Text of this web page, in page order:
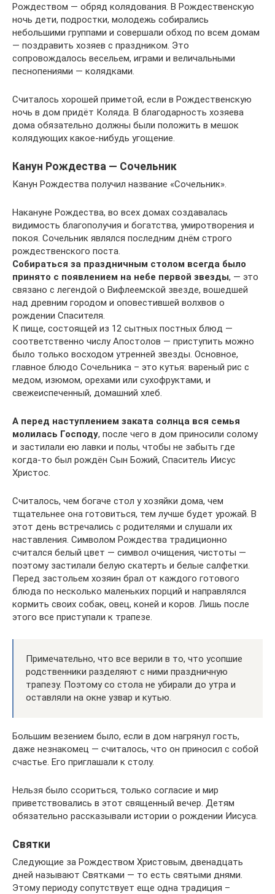
Рождеством — обряд колядования. В Рождественскую
ночь дети, подростки, молодежь собирались
небольшими группами и совершали обход по всем домам
— поздравить хозяев с праздником. Это
сопровождалось весельем, играми и величальными
песнопениями — колядками.
Считалось хорошей приметой, если в Рождественскую
ночь в дом придёт Коляда. В благодарность хозяева
дома обязательно должны были положить в мешок
колядующих какое-нибудь угощение.
Канун Рождества — Сочельник
Канун Рождества получил название «Сочельник».
Накануне Рождества, во всех домах создавалась
видимость благополучия и богатства, умиротворения и
покоя. Сочельник являлся последним днём строго
рождественского поста.
Собираться за праздничным столом всегда было
принято с появлением на небе первой звезды, — это
связано с легендой о Вифлеемской звезде, вошедшей
над древним городом и оповестившей волхвов о
рождении Спасителя.
К пище, состоящей из 12 сытных постных блюд —
соответственно числу Апостолов — приступить можно
было только восходом утренней звезды. Основное,
главное блюдо Сочельника – это кутья: вареный рис с
медом, изюмом, орехами или сухофруктами, и
свежеиспеченный, домашний хлеб.
А перед наступлением заката солнца вся семья
молилась Господу, после чего в дом приносили солому
и застилали ею лавки и полы, чтобы не забыть где
когда-то был рождён Сын Божий, Спаситель Иисус
Христос.
Считалось, чем богаче стол у хозяйки дома, чем
тщательнее она готовиться, тем лучше будет урожай. В
этот день встречались с родителями и слушали их
наставления. Символом Рождества традиционно
считался белый цвет — символ очищения, чистоты —
поэтому застилали белую скатерть и белые салфетки.
Перед застольем хозяин брал от каждого готового
блюда по несколько маленьких порций и направлялся
кормить своих собак, овец, коней и коров. Лишь после
этого все приступали к трапезе.
Примечательно, что все верили в то, что усопшие
родственники разделяют с ними праздничную
трапезу. Поэтому со стола не убирали до утра и
оставляли на окне узвар и кутью.
Большим везением было, если в дом нагрянул гость,
даже незнакомец — считалось, что он приносил с собой
счастье. Его приглашали к столу.
Нельзя было ссориться, только согласие и мир
приветствовались в этот священный вечер. Детям
обязательно рассказывали истории о рождении Иисуса.
Святки
Следующие за Рождеством Христовым, двенадцать
дней называют Святками — то есть святыми днями.
Этому периоду сопутствует еще одна традиция –